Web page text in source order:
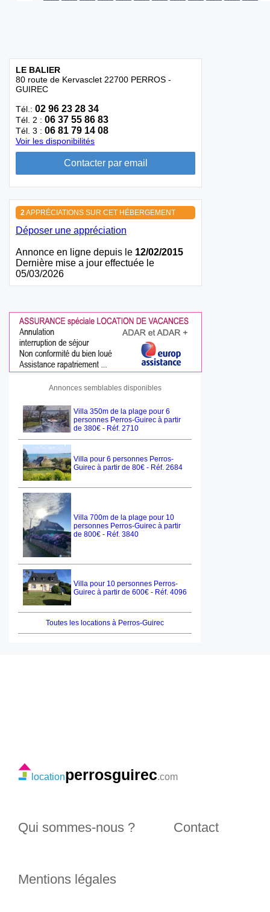
LE BALIER
80 route de Kervasclet 22700 PERROS -
GUIREC
Tél.: 02 96 23 28 34
Tél. 2 : 06 37 55 86 83
Tél. 3 : 06 81 79 14 08
Voir les disponibilités
2APPRÉCIATIONS SUR CET HÉBERGEMENT
Déposer une appréciation
Annonce en ligne depuis le 12/02/2015
Dernière mise a jour effectuée le
05/03/2026
Annonces semblables disponibles
Villa 350m de la plage pour 6
personnes Perros-Guirec à partir
de 380€ - Réf. 2710
Villa pour 6 personnes Perros-
Guirec à partir de 80€ - Réf. 2684
Villa 700m de la plage pour 10
personnes Perros-Guirec à partir
de 800€ - Réf. 3840
Villa pour 10 personnes Perros-
Guirec à partir de 600€ - Réf. 4096
Toutes les locations à Perros-Guirec
locationperrosguirec.com
Qui sommes-nous ? Contact
Mentions légales